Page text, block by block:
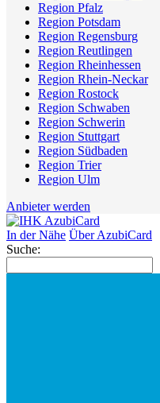
Region Pfalz
Region Potsdam
Region Regensburg
Region Reutlingen
Region Rheinhessen
Region Rhein-Neckar
Region Rostock
Region Schwaben
Region Schwerin
Region Stuttgart
Region Südbaden
Region Trier
Region Ulm
Anbieter werden
In der Nähe Über AzubiCard
Suche: